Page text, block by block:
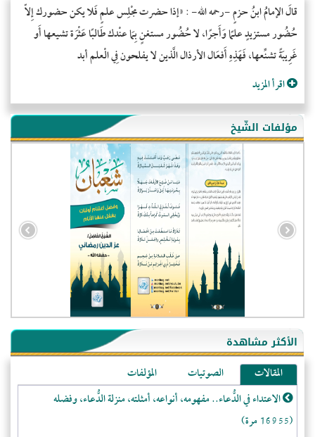
قالَ الإمامُ ابنُ حزمٍ -رحمه الله- : «إذا حضرت مجْلِس علمٍ فَلا يكن حضورك إِلاّ
حُضُور مستزيدٍ علمًا وَأَجرًا، لا حُضُور مستغنٍ بِمَا عنْدك طَالبًا عَثْرَة تشيعها أَو
غَرِيبَةً تشنِّعها، فَهَذِهِ أَفعَال الأرذال الَّذين لا يفلحون فِي الْعلم أبد
اقرأ المزيد
مؤلفات الشّيخ
الأكثر مشاهدة
المقالات الصوتيات
المؤلفات
الاعتداء في الدُّعاء.. مفهومه، أنواعه، أمثلته، منزلة الدُّعاء، وفضله
(16955 مرة)